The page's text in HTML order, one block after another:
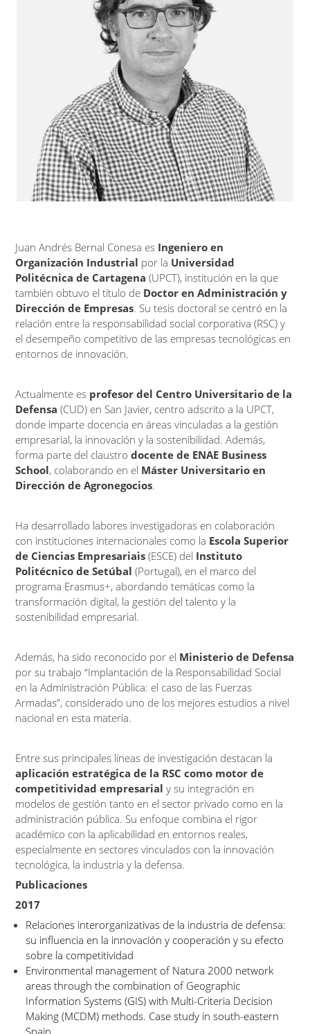
Juan Andrés Bernal Conesa es Ingeniero en
Organización Industrial por la Universidad
Politécnica de Cartagena (UPCT), institución en la que
también obtuvo el título de Doctor en Administración y
Dirección de Empresas. Su tesis doctoral se centró en la
relación entre la responsabilidad social corporativa (RSC) y
el desempeño competitivo de las empresas tecnológicas en
entornos de innovación.
Actualmente es profesor del Centro Universitario de la
Defensa (CUD) en San Javier, centro adscrito a la UPCT,
donde imparte docencia en áreas vinculadas a la gestión
empresarial, la innovación y la sostenibilidad. Además,
forma parte del claustrodocente de ENAE Business
School, colaborando en el Máster Universitario en
Dirección de Agronegocios.
Ha desarrollado labores investigadoras en colaboración
con instituciones internacionales como la Escola Superior
de Ciencias Empresariais (ESCE) del Instituto
Politécnico de Setúbal (Portugal), en el marco del
programa Erasmus+, abordando temáticas como la
transformación digital, la gestión del talento y la
sostenibilidad empresarial.
Además, ha sido reconocido por el Ministerio de Defensa
por su trabajo “Implantación de la Responsabilidad Social
en la Administración Pública: el caso de las Fuerzas
Armadas”, considerado uno de los mejores estudios a nivel
nacional en esta materia.
Entre sus principales líneas de investigación destacan la
aplicación estratégica de la RSC como motor de
competitividad empresarial y su integración en
modelos de gestión tanto en el sector privado como en la
administración pública. Su enfoque combina el rigor
académico con la aplicabilidad en entornos reales,
especialmente en sectores vinculados con la innovación
tecnológica, la industria y la defensa.
Publicaciones
2017
Relaciones interorganizativas de la industria de defensa:
su influencia en la innovación y cooperación y su efecto
sobre la competitividad
Environmental management of Natura 2000 network
areas through the combination of Geographic
Information Systems (GIS) with Multi-Criteria Decision
Making (MCDM) methods. Case study in south-eastern
Spain